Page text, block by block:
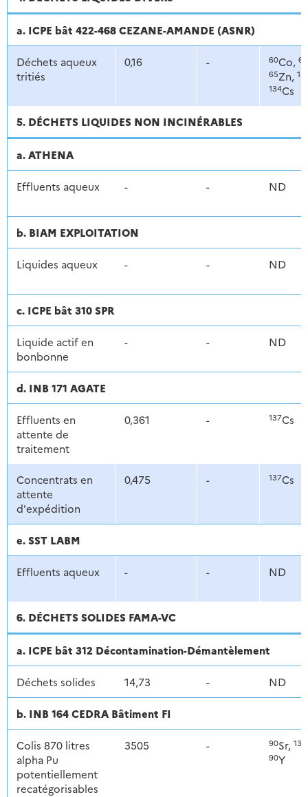
a. ICPE bât 422-468 CEZANE-AMANDE (ASNR)
Déchets aqueux
tritiés
0,16 - 60Co, 63
65Zn,
134Cs
5. DÉCHETS LIQUIDES NON INCINÉRABLES
a. ATHENA
Effluents aqueux - - ND
b. BIAM EXPLOITATION
Liquides aqueux - - ND
c. ICPE bât 310 SPR
Liquide actif en
bonbonne
- - ND
d. INB 171 AGATE
Effluents en
attente de
traitement
0,361 - 137Cs
Concentrats en
attente
d'expédition
0,475 - 137Cs
e. SST LABM
Effluents aqueux - - ND
6. DÉCHETS SOLIDES FAMA-VC
a. ICPE bât 312 Décontamination-Démantèlement
Déchets solides 14,73 - ND
b. INB 164 CEDRA Bâtiment FI
Colis 870 litres
alpha Pu
potentiellement
recatégorisables
3505 - 90Sr, 137
90Y